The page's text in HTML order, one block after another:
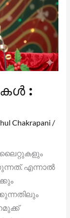
:
Chakrapani /
ലൈറ്റുകളും
എന്നാൽ